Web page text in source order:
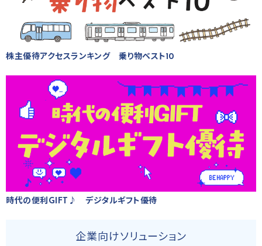
株主優待アクセスランキング 乗り物ベスト10
時代の便利GIFT♪ デジタルギフト優待
企業向けソリューション